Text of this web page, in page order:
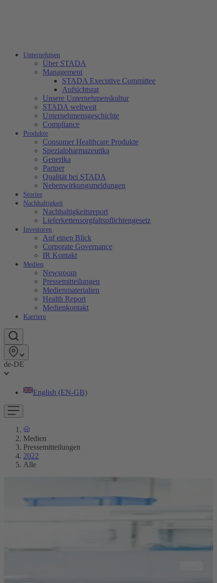
Unternehmen
Über STADA
Management
STADA Executive Committee
Aufsichtsrat
Unsere Unternehmenskultur
STADA weltweit
Unternehmensgeschichte
Compliance
Produkte
Consumer Healthcare Produkte
Spezialpharmazeutika
Generika
Partner
Qualität bei STADA
Nebenwirkungsmeldungen
Stories
Nachhaltigkeit
Nachhaltigkeitsreport
Lieferkettensorgfaltspflichtengesetz
Investoren
Auf einen Blick
Corporate Governance
IR Kontakt
Medien
Newsroom
Pressemitteilungen
Medienmaterialien
Health Report
Medienkontakt
Karriere
de-DE
English (EN-GB)
Medien
Pressemitteilungen
2022
Alle